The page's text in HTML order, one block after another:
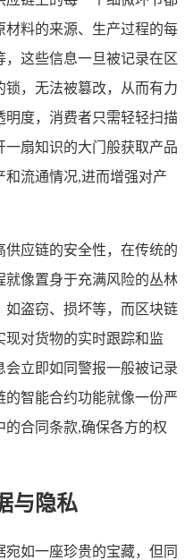
材料的来源、生产过程的每
，这些信息一旦被记录在区
，无法被篡改，从而有力
度，消费者只需轻轻扫描
扇知识的大门般获取产品
流通情况,进而增强对产
供应链的安全性，在传统的
像置身于充满风险的丛林
如盗窃、损坏等，而区块链
对货物的实时跟踪和监
立即如同警报一般被记录
智能合约功能就像一份严
合同条款,确保各方的权
与隐私
如一座珍贵的宝藏，但同